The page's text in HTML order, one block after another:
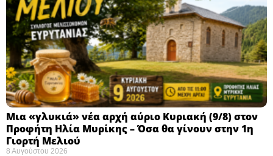
Μια «γλυκιά» νέα αρχή αύριο Κυριακή (9/8) στον
Προφήτη Ηλία Μυρίκης – Όσα θα γίνουν στην 1η
Γιορτή Μελιού
8 Αυγούστου 2026